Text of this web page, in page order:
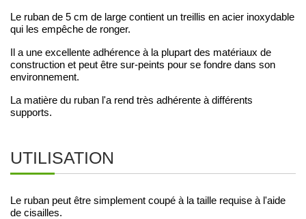
Le ruban de 5 cm de large contient un treillis en acier inoxydable
qui les empêche de ronger.
Il a une excellente adhérence à la plupart des matériaux de
construction et peut être sur-peints pour se fondre dans son
environnement.
La matière du ruban l'a rend très adhérente à différents
supports.
UTILISATION
Le ruban peut être simplement coupé à la taille requise à l'aide
de cisailles.